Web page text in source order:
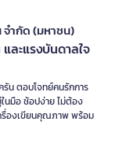
จำกัด (มหาชน)
ละแรงบันดาลใจ
รัน ตอบโจทย์คนรักการ
นมือ ช้อปง่าย ไม่ต้อง
รื่องเขียนคุณภาพ พร้อม